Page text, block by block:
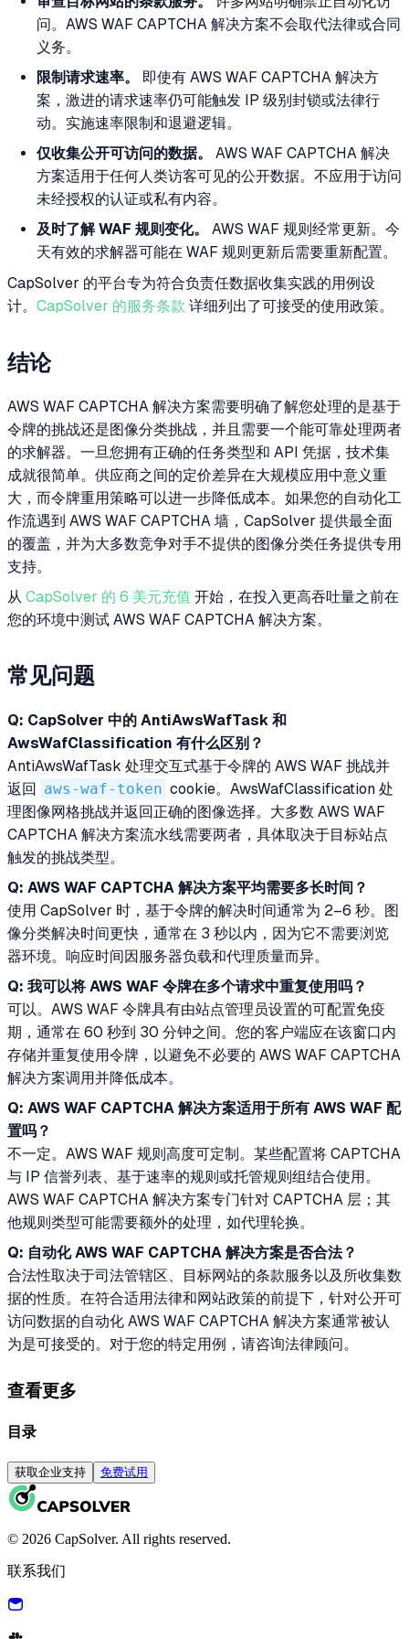
问。AWS WAF CAPTCHA 解决方案不会取代法律或合同
义务。
限制请求速率。
即使有 AWS WAF CAPTCHA 解决方
案，激进的请求速率仍可能触发 IP 级别封锁或法律行
动。实施速率限制和退避逻辑。
仅收集公开可访问的数据。
AWS WAF CAPTCHA 解决
方案适用于任何人类访客可见的公开数据。不应用于访问
未经授权的认证或私有内容。
及时了解 WAF 规则变化。
AWS WAF 规则经常更新。今
天有效的求解器可能在 WAF 规则更新后需要重新配置。
CapSolver 的平台专为符合负责任数据收集实践的用例设
计。 CapSolver 的服务条款 详细列出了可接受的使用政策。
结论
AWS WAF CAPTCHA 解决方案需要明确了解您处理的是基于
令牌的挑战还是图像分类挑战，并且需要一个能可靠处理两者
的求解器。一旦您拥有正确的任务类型和 API 凭据，技术集
成就很简单。供应商之间的定价差异在大规模应用中意义重
大，而令牌重用策略可以进一步降低成本。如果您的自动化工
作流遇到 AWS WAF CAPTCHA 墙，CapSolver 提供最全面
的覆盖，并为大多数竞争对手不提供的图像分类任务提供专用
支持。
从 CapSolver 的 6 美元充值 开始，在投入更高吞吐量之前在
您的环境中测试 AWS WAF CAPTCHA 解决方案。
常见问题
Q: CapSolver 中的 AntiAwsWafTask 和
AwsWafClassification 有什么区别？
AntiAwsWafTask 处理交互式基于令牌的 AWS WAF 挑战并
返回 aws-waf-token cookie。AwsWafClassification 处
理图像网格挑战并返回正确的图像选择。大多数 AWS WAF
CAPTCHA 解决方案流水线需要两者，具体取决于目标站点
触发的挑战类型。
Q: AWS WAF CAPTCHA 解决方案平均需要多长时间？
使用 CapSolver 时，基于令牌的解决时间通常为 2–6 秒。图
像分类解决时间更快，通常在 3 秒以内，因为它不需要浏览
器环境。响应时间因服务器负载和代理质量而异。
Q: 我可以将 AWS WAF 令牌在多个请求中重复使用吗？
可以。AWS WAF 令牌具有由站点管理员设置的可配置免疫
期，通常在 60 秒到 30 分钟之间。您的客户端应在该窗口内
存储并重复使用令牌，以避免不必要的 AWS WAF CAPTCHA
解决方案调用并降低成本。
Q: AWS WAF CAPTCHA 解决方案适用于所有 AWS WAF 配
置吗？
不一定。AWS WAF 规则高度可定制。某些配置将 CAPTCHA
与 IP 信誉列表、基于速率的规则或托管规则组结合使用。
AWS WAF CAPTCHA 解决方案专门针对 CAPTCHA 层；其
他规则类型可能需要额外的处理，如代理轮换。
Q: 自动化 AWS WAF CAPTCHA 解决方案是否合法？
合法性取决于司法管辖区、目标网站的条款服务以及所收集数
据的性质。在符合适用法律和网站政策的前提下，针对公开可
访问数据的自动化 AWS WAF CAPTCHA 解决方案通常被认
为是可接受的。对于您的特定用例，请咨询法律顾问。
查看更多
目录
获取企业支持 免费试用
© 2026 CapSolver. All rights reserved.
联系我们